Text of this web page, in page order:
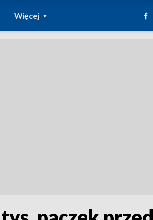
Więcej